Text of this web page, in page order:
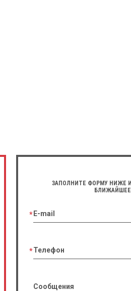
ЗАПОЛНИТЕ ФОРМУ НИЖЕ
БЛИЖАЙШЕЕ
E-mail
Телефон
Сообщения